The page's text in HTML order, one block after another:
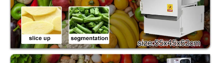
الخدمات
اتصل بنا